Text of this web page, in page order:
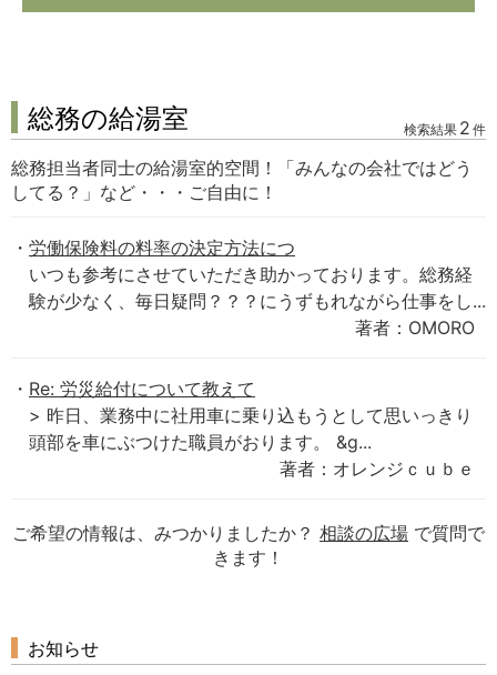
総務の給湯室 検索結果 2 件
総務担当者同士の給湯室的空間！「みんなの会社ではどう
してる？」など・・・ご自由に！
労働保険料の料率の決定方法につ
いつも参考にさせていただき助かっております。総務経
験が少なく、毎日疑問？？？にうずもれながら仕事をし...
著者：OMORO
Re: 労災給付について教えて
> 昨日、業務中に社用車に乗り込もうとして思いっきり
頭部を車にぶつけた職員がおります。 &g...
著者：オレンジｃｕｂｅ
ご希望の情報は、みつかりましたか？ 相談の広場 で質問で
きます！
お知らせ